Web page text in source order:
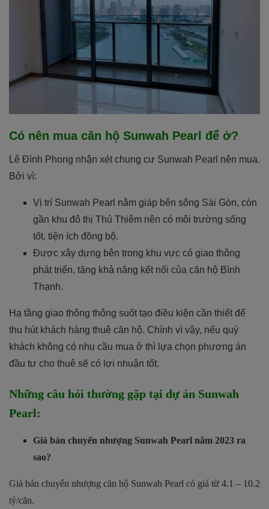
Có nên mua căn hộ Sunwah Pearl để ở?
Lê Đình Phong nhận xét chung cư Sunwah Pearl nên mua.
Bởi vì:
Vị trí Sunwah Pearl nằm giáp bên sông Sài Gòn, còn
gần khu đô thị Thủ Thiêm nên có môi trường sống
tốt, tiện ích đồng bộ.
Được xây dựng bên trong khu vực có giao thông
phát triển, tăng khả năng kết nối của căn hộ Bình
Thạnh.
Hạ tầng giao thông thông suốt tạo điều kiện cần thiết để
thu hút khách hàng thuê căn hộ. Chính vì vậy, nếu quý
khách không có nhu cầu mua ở thì lựa chọn phương án
đầu tư cho thuê sẽ có lợi nhuận tốt.
Những câu hỏi thường gặp tại dự án Sunwah
Pearl:
Giá bán chuyển nhượng Sunwah Pearl năm 2023 ra
sao?
Giá bán chuyển nhượng căn hộ Sunwah Pearl có giá từ 4.1 – 10.2
tỷ/căn.